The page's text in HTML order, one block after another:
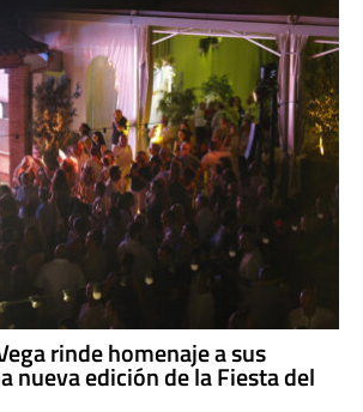
rinde homenaje a sus
nueva edición de la Fiesta del